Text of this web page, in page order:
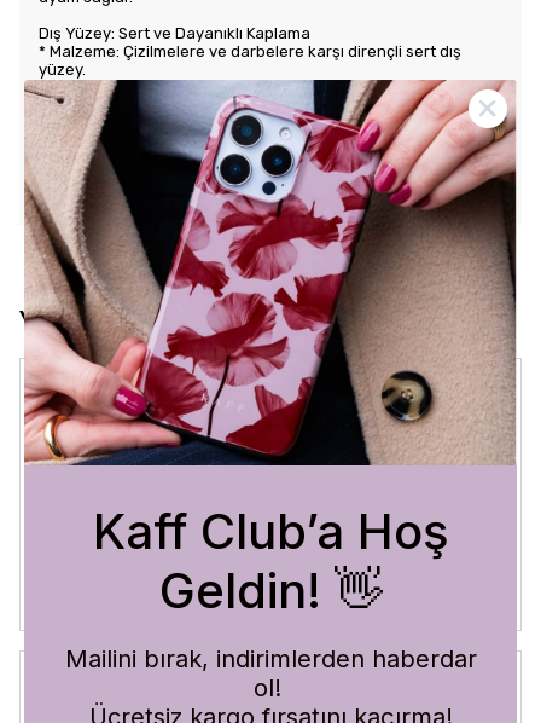
Dış Yüzey: Sert ve Dayanıklı Kaplama
* Malzeme: Çizilmelere ve darbelere karşı dirençli sert dış
yüzey.
* Tasarım: Benzersiz ve şık desenlerle estetik görünüm sunar.
Kullanım Kolaylığı
* Tuş Erişimi: Tuşlara kolay erişim sağlayarak kullanım rahatlığı
sunar.
* Uyum: Telefonunuza tam oturarak gevşek durmaz ve kaliteli
bir his verir.
Yorumlar
Crystal Sage
3 Ağustos 2026
Kaff Club’a Hoş
Geldin! 👋
Mailini bırak, indirimlerden haberdar
ol!